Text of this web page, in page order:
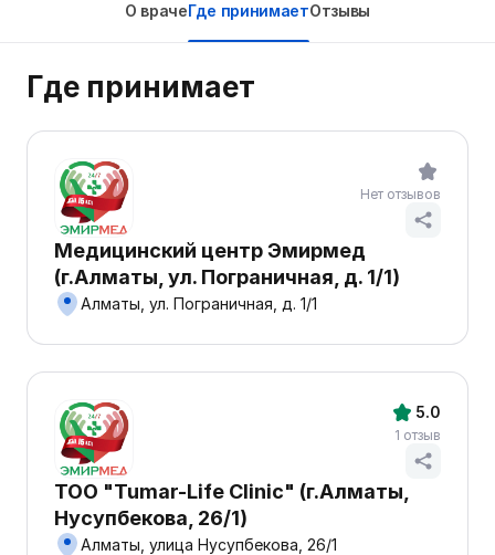
О врачеГде принимаетОтзывы
Где принимает
Медицинский центр Эмирмед
(г.Алматы, ул. Пограничная, д. 1/1)
Алматы, ул. Пограничная, д. 1/1
Нет отзывов
ТОО "Tumar-Life Clinic" (г.Алматы,
Нусупбекова, 26/1)
Алматы, улица Нусупбекова, 26/1
5.0
1 отзыв